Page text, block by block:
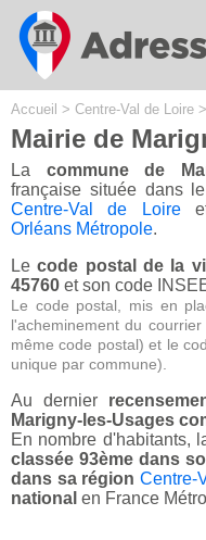
Accueil > Centre-Val de Loire >
Mairie de
La commune de
française située dans
Centre-Val de Loireet
Orléans Métropole.
Lecode postal de la
45760 et son code
Le code postal, mis en
l'acheminement du
même code postal) et le
unique par commune).
Au dernier
Marigny-les-Usages
En nombre d'habitants,
classée 93ème dans
dans sa région Centre-
national en France
Cookies management